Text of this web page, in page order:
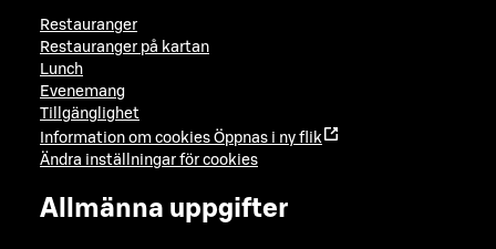
Restauranger
Restauranger på kartan
Lunch
Evenemang
Tillgänglighet
Information om cookies Öppnas i ny flik
Ändra inställningar för cookies
Allmänna uppgifter